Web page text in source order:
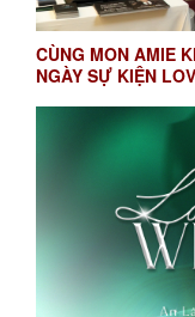
CÙNG MON AMIE
NGÀY SỰ KIỆN